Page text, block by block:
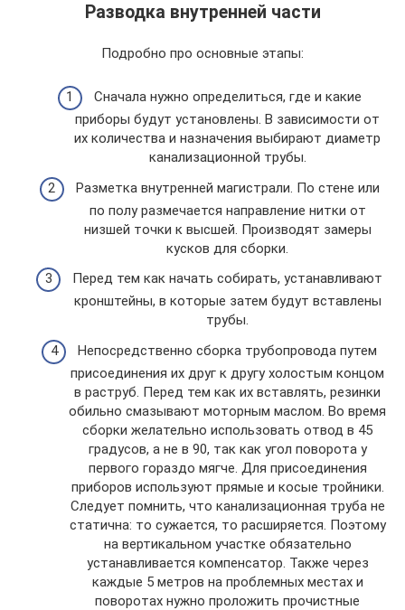
Разводка внутренней части
Подробно про основные этапы:
Сначала нужно определиться, где и какие
приборы будут установлены. В зависимости от
их количества и назначения выбирают диаметр
канализационной трубы.
Разметка внутренней магистрали. По стене или
по полу размечается направление нитки от
низшей точки к высшей. Производят замеры
кусков для сборки.
Перед тем как начать собирать, устанавливают
кронштейны, в которые затем будут вставлены
трубы.
Непосредственно сборка трубопровода путем
присоединения их друг к другу холостым концом
в раструб. Перед тем как их вставлять, резинки
обильно смазывают моторным маслом. Во время
сборки желательно использовать отвод в 45
градусов, а не в 90, так как угол поворота у
первого гораздо мягче. Для присоединения
приборов используют прямые и косые тройники.
Следует помнить, что канализационная труба не
статична: то сужается, то расширяется. Поэтому
на вертикальном участке обязательно
устанавливается компенсатор. Также через
каждые 5 метров на проблемных местах и
поворотах нужно проложить прочистные